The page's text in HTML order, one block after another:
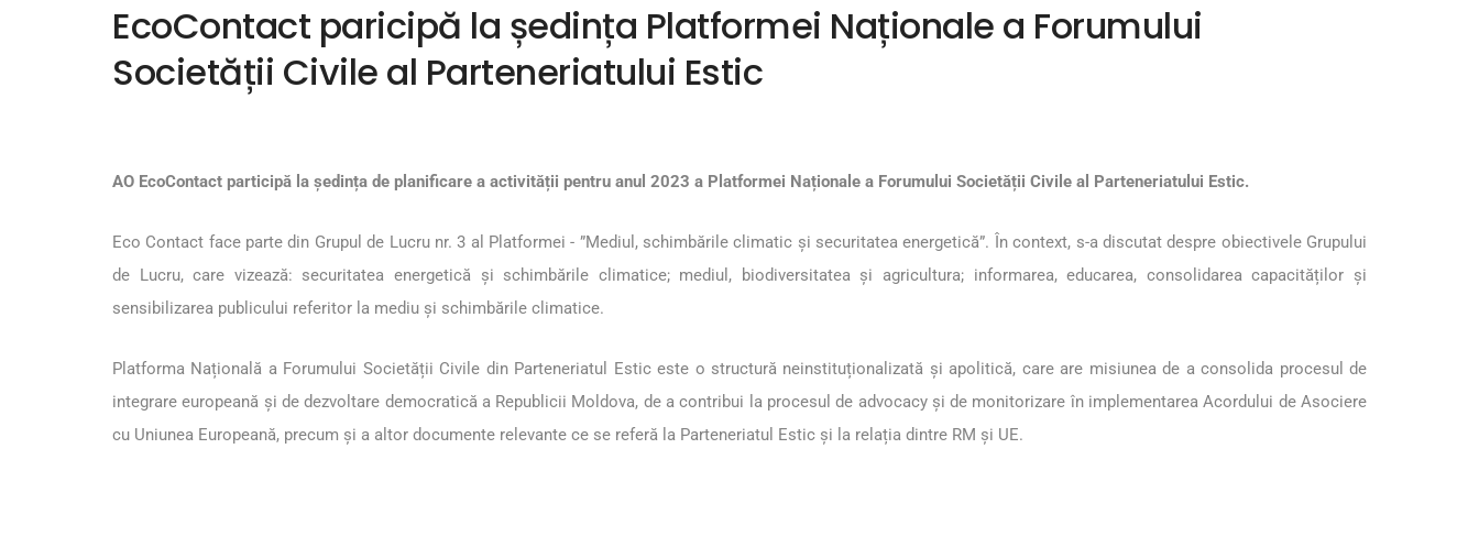
EcoContact paricipă la ședința Platformei Naționale a Forumului
Societății Civile al Parteneriatului Estic
AO EcoContact participă la ședința de planificare a activității pentru anul 2023 a Platformei Naționale a Forumului Societății Civile al Parteneriatului Estic.
Eco Contact face parte din Grupul de Lucru nr. 3 al Platformei - ”Mediul, schimbările climatic și securitatea energetică”. În context, s-a discutat despre obiectivele Grupului
de Lucru, care vizează: securitatea energetică și schimbările climatice; mediul, biodiversitatea și agricultura; informarea, educarea, consolidarea capacităților și
sensibilizarea publicului referitor la mediu și schimbările climatice.
Platforma Națională a Forumului Societății Civile din Parteneriatul Estic este o structură neinstituționalizată și apolitică, care are misiunea de a consolida procesul de
integrare europeană și de dezvoltare democratică a Republicii Moldova, de a contribui la procesul de advocacy și de monitorizare în implementarea Acordului de Asociere
cu Uniunea Europeană, precum și a altor documente relevante ce se referă la Parteneriatul Estic și la relația dintre RM și UE.